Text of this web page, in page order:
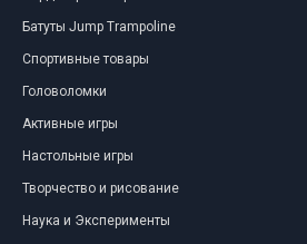
Батуты Jump Trampoline
Спортивные товары
Головоломки
Активные игры
Настольные игры
Творчество и рисование
Наука и Эксперименты